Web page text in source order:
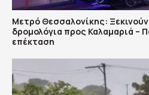
Μετρό Θεσσαλονίκης:
δρομολόγια προς Καλαμαριά –
επέκταση